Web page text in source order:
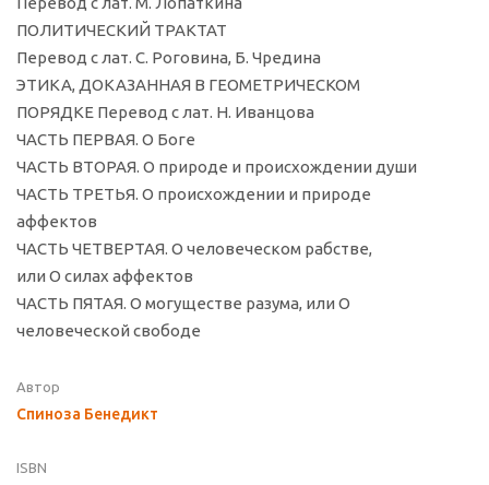
ПОЛИТИЧЕСКИЙ ТРАКТАТ
Перевод с лат. С. Роговина, Б. Чредина
ЭТИКА, ДОКАЗАННАЯ В ГЕОМЕТРИЧЕСКОМ
ПОРЯДКЕ Перевод с лат. Н. Иванцова
ЧАСТЬ ПЕРВАЯ. О Боге
ЧАСТЬ ВТОРАЯ. О природе и происхождении души
ЧАСТЬ ТРЕТЬЯ. О происхождении и природе
аффектов
ЧАСТЬ ЧЕТВЕРТАЯ. О человеческом рабстве,
или О силах аффектов
ЧАСТЬ ПЯТАЯ. О могуществе разума, или О
человеческой свободе
Автор
Спиноза Бенедикт
ISBN